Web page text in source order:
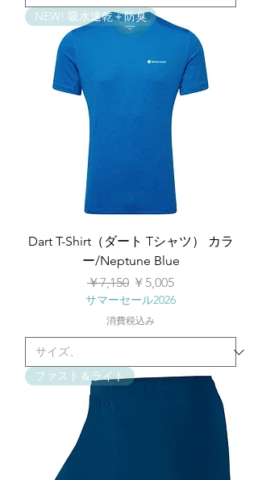
NEW! 吸水速乾＋防臭
Dart T-Shirt（ダート Tシャツ） カラ
ー/Neptune Blue
通常価格
￥7,150 セール価格
￥5,005
サマーセール2026
消費税込み
ファスト＆ライト